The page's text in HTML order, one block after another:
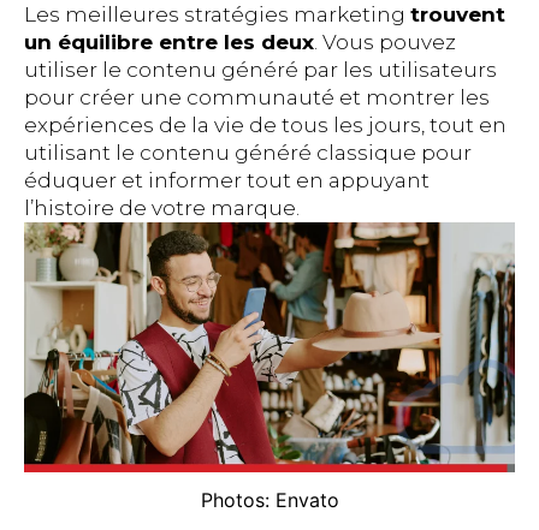
Les meilleures stratégies marketing trouvent
un équilibre entre les deux . Vous pouvez
utiliser le contenu généré par les utilisateurs
pour créer une communauté et montrer les
expériences de la vie de tous les jours, tout en
utilisant le contenu généré classique pour
éduquer et informer tout en appuyant
l’histoire de votre marque.
Photos: Envato